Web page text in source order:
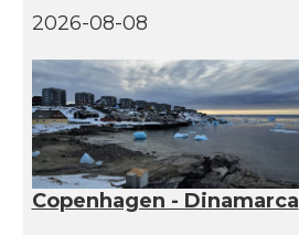
2026-08-08
Copenhagen - Dinamarca